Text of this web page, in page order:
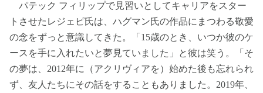
パテック フィリップで見習いとしてキャリアをスター
トさせたレジェピ氏は、ハグマン氏の作品にまつわる敬愛
の念をずっと意識してきた。「15歳のとき、いつか彼のケ
ースを手に入れたいと夢見ていました」と彼は笑う。「そ
の夢は、2012年に（アクリヴィアを）始めた後も忘れられ
ず、友人たちにその話をすることもありました。2019年、